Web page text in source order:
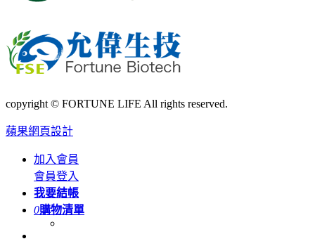
copyright © FORTUNE LIFE All rights reserved.
蘋果網頁設計
加入會員
會員登入
我要結帳
0購物清單